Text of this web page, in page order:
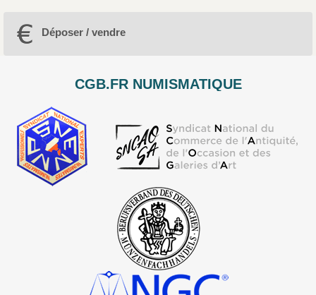
Déposer / vendre
CGB.FR NUMISMATIQUE